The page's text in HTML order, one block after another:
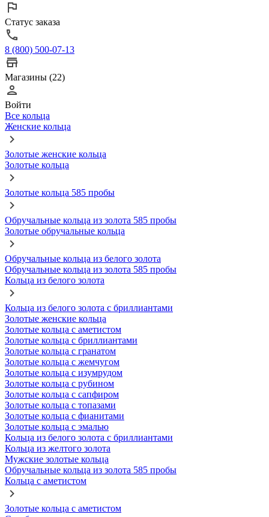
Статус заказа
8 (800) 500-07-13
Магазины (22)
Войти
Все кольца
Женские кольца
Золотые женские кольца
Золотые кольца
Золотые кольца 585 пробы
Обручальные кольца из золота 585 пробы
Золотые обручальные кольца
Обручальные кольца из белого золота
Обручальные кольца из золота 585 пробы
Кольца из белого золота
Кольца из белого золота с бриллиантами
Золотые женские кольца
Золотые кольца с аметистом
Золотые кольца с бриллиантами
Золотые кольца с гранатом
Золотые кольца с жемчугом
Золотые кольца с изумрудом
Золотые кольца с рубином
Золотые кольца с сапфиром
Золотые кольца с топазами
Золотые кольца с фианитами
Золотые кольца с эмалью
Кольца из белого золота с бриллиантами
Кольца из желтого золота
Мужские золотые кольца
Обручальные кольца из золота 585 пробы
Кольца с аметистом
Золотые кольца с аметистом